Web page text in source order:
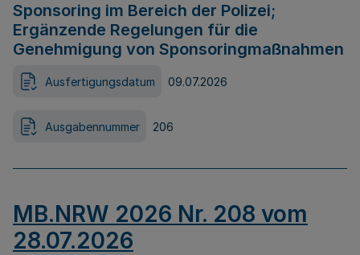
Sponsoring im Bereich der Polizei;
Ergänzende Regelungen für die
Genehmigung von Sponsoringmaßnahmen
Ausfertigungsdatum 09.07.2026
Ausgabennummer 206
MB.NRW 2026 Nr. 208 vom
28.07.2026